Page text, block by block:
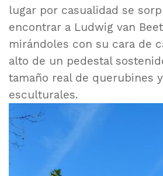
lugar por casualidad se
encontrar a Ludwig van
mirándoles con su cara de
alto de un pedestal
tamaño real de querubines
esculturales.